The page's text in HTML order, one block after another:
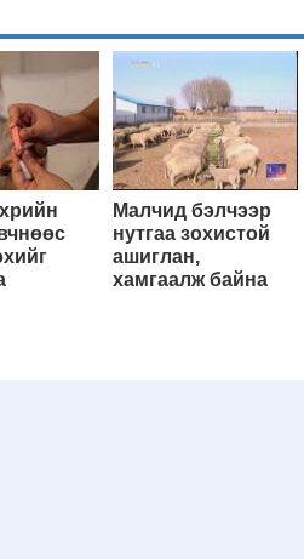
Малчид бэлчээр
нутгаа зохистой
ашиглан,
хамгаалж байна